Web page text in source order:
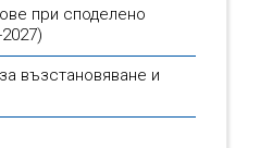
при споделено
възстановяване и